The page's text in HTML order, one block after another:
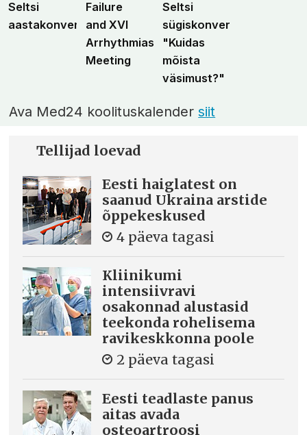
Seltsi
aastakonverents
Failure
and XVI
Arrhythmias
Meeting
Seltsi
sügiskonverents
"Kuidas
mõista
väsimust?"
Ava Med24 koolituskalendersiit
Tellijad loevad
Eesti haiglatest on
saanud Ukraina arstide
õppekeskused
4 päeva tagasi
Kliinikumi
intensiivravi
osakonnad alustasid
teekonda rohelisema
ravikeskkonna poole
2 päeva tagasi
Eesti teadlaste panus
aitas avada
osteoartroosi